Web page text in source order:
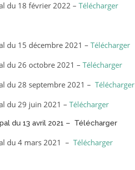
du 18 février 2022 – Télécharger
du 15 décembre 2021 – Télécharger
du 26 octobre 2021 – Télécharger
du 28 septembre 2021 – Télécharger
du 29 juin 2021 – Télécharger
du 13 avril 2021 – Télécharger
du 4 mars 2021 – Télécharger